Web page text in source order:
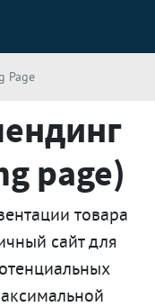
Page
page)
товара
сайт для